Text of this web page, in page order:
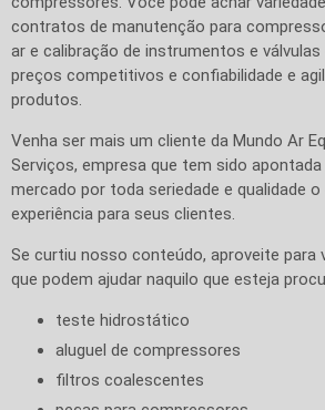
contratos de manutenção para
ar e calibração de instrumentos e
preços competitivos e confiabilidade e
produtos.
Venha ser mais um cliente da Mundo Ar
Serviços, empresa que tem sido
mercado por toda seriedade e qualidade
experiência para seus clientes.
Se curtiu nosso conteúdo, aproveite para
que podem ajudar naquilo que esteja
teste hidrostático
aluguel de compressores
filtros coalescentes